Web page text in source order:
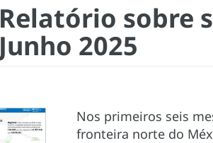
Relatório sobre
Junho 2025
Nos primeiros seis
fronteira norte do